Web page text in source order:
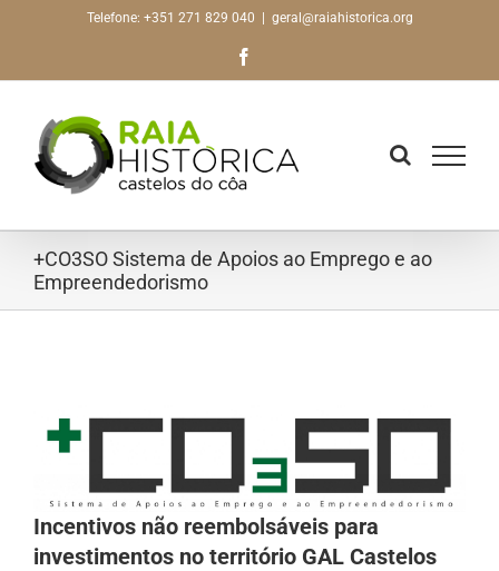
Telefone: +351 271 829 040 geral@raiahistorica.org
+CO3SO Sistema de Apoios ao Emprego e ao
Empreendedorismo
Incentivos não reembolsáveis para
investimentos no território GAL Castelos